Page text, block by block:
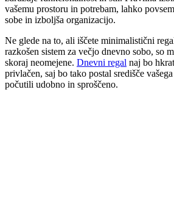
vašemu prostoru in potrebam, lahko
sobe in izboljša organizacijo.
Ne glede na to, ali iščete minimalistični
razkošen sistem za večjo dnevno sobo, so
skoraj neomejene. Dnevni regal naj bo
privlačen, saj bo tako postal središče
počutili udobno in sproščeno.